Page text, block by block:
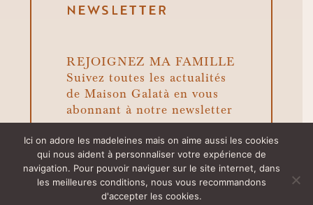
NEWSLETTER
REJOIGNEZ MA FAMILLE
Suivez toutes les actualités
de Maison Galatà en vous
abonnant à notre newsletter
Ici on adore les madeleines mais on aime aussi les cookies
qui nous aident à personnaliser votre expérience de
navigation. Pour pouvoir naviguer sur le site internet, dans
les meilleures conditions, nous vous recommandons
d'accepter les cookies.